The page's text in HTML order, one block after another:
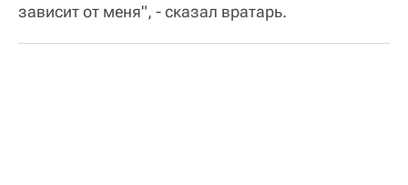
зависит от меня", - сказал вратарь.